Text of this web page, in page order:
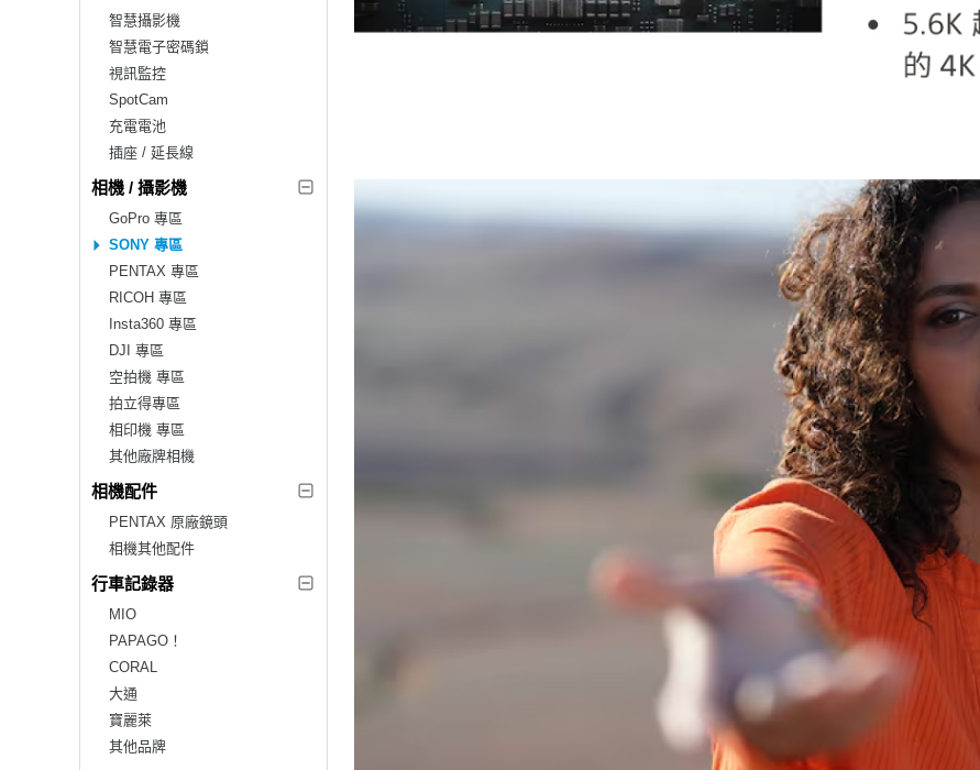
智慧攝影機
智慧電子密碼鎖
視訊監控
SpotCam
充電電池
插座 / 延長線
相機 / 攝影機
GoPro 專區
SONY 專區
PENTAX 專區
RICOH 專區
Insta360 專區
DJI 專區
空拍機 專區
拍立得專區
相印機 專區
其他廠牌相機
相機配件
PENTAX 原廠鏡頭
相機其他配件
行車記錄器
MIO
PAPAGO！
CORAL
大通
寶麗萊
其他品牌